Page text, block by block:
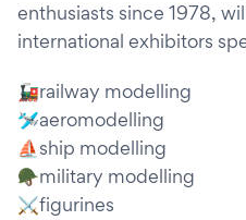
enthusiasts since 1978,
international exhibitors
🚂railway modelling
🛩aeromodelling
⛵ship modelling
🪖military modelling
⚔figurines